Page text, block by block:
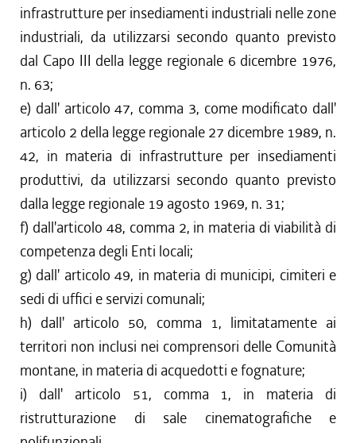
infrastrutture per insediamenti industriali nelle zone
industriali, da utilizzarsi secondo quanto previsto
dal Capo III della legge regionale 6 dicembre 1976,
n. 63;
e) dall' articolo 47, comma 3, come modificato dall'
articolo 2 della legge regionale 27 dicembre 1989, n.
42, in materia di infrastrutture per insediamenti
produttivi, da utilizzarsi secondo quanto previsto
dalla legge regionale 19 agosto 1969, n. 31;
f) dall'articolo 48, comma 2, in materia di viabilità di
competenza degli Enti locali;
g) dall' articolo 49, in materia di municipi, cimiteri e
sedi di uffici e servizi comunali;
h) dall' articolo 50, comma 1, limitatamente ai
territori non inclusi nei comprensori delle Comunità
montane, in materia di acquedotti e fognature;
i) dall' articolo 51, comma 1, in materia di
ristrutturazione di sale cinematografiche e